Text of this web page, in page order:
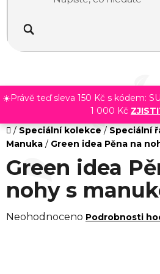
obsah
☀️Právě teď sleva 150 Kč s kódem:
1 000 Kč
Domů
/ Speciální kolekce / Speciální
Manuka / Green idea Pěna na
Green idea
nohy s
Průměrné
Neohodnoceno Podrobnosti